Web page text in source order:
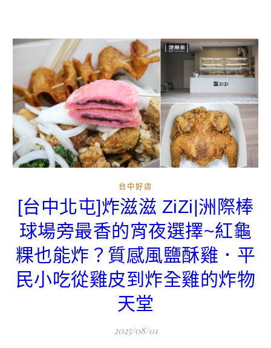
台中好店
[台中北屯]炸滋滋 ZiZi|洲際棒
球場旁最香的宵夜選擇~紅龜
粿也能炸？質感風鹽酥雞．平
民小吃從雞皮到炸全雞的炸物
天堂
2025/08/01